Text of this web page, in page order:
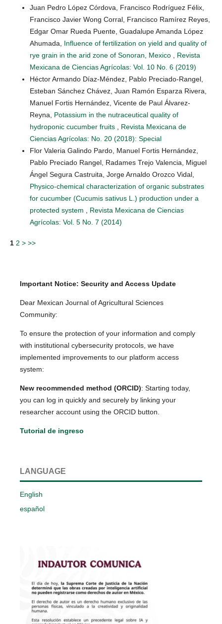
Juan Pedro López Córdova, Francisco Rodríguez Félix,
Francisco Javier Wong Corral, Francisco Ramírez Reyes,
Edgar Omar Rueda Puente, Guadalupe Amanda López
Ahumada, Influence of fertilization on yield and quality of
rye grain in the arid zone of Sonoran, Mexico
Revista
Mexicana de Ciencias Agrícolas: Vol. 10 No. 6 (2019)
Héctor Armando Díaz-Méndez, Pablo Preciado-Rangel,
Esteban Sánchez Chávez, Juan Ramón Esparza Rivera,
Manuel Fortis Hernández, Vicente de Paul Álvarez-
Reyna, Potassium in the nutraceutical quality of
hydroponic cucumber fruits
Revista Mexicana de
Ciencias Agrícolas: No. 20 (2018): Special
Flor Valeria Galindo Pardo, Manuel Fortis Hernández,
Pablo Preciado Rangel, Radames Trejo Valencia, Miguel
Ángel Segura Castruita, Jorge Arnaldo Orozco Vidal,
Physico-chemical characterization of organic substrates
for cucumber (Cucumis sativus L.) production under a
protected system
Revista Mexicana de Ciencias
Agrícolas: Vol. 5 No. 7 (2014)
1 2 > >>
Important Notice: Security and Access Update
Dear Mexican Journal of Agricultural Sciences
Community:
To ensure the protection of your information and comply
with institutional cybersecurity protocols, we have
implemented improvements to our platform access
system:
New recommended method (ORCID): Starting today,
you can log in quickly and securely by linking your
researcher account using the ORCID button.
Tutorial de ingreso
LANGUAGE
English
español